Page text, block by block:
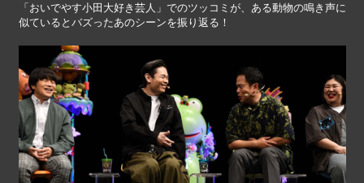
「おいでやす小田大好き芸人」でのツッコミが、ある動物の鳴き声に
似ているとバズったあのシーンを振り返る！